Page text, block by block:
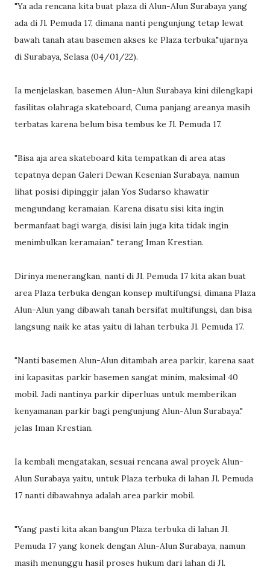
"Ya ada rencana kita buat plaza di Alun-Alun Surabaya yang
ada di Jl. Pemuda 17, dimana nanti pengunjung tetap lewat
bawah tanah atau basemen akses ke Plaza terbuka."ujarnya
di Surabaya, Selasa (04/01/22).
Ia menjelaskan, basemen Alun-Alun Surabaya kini dilengkapi
fasilitas olahraga skateboard, Cuma panjang areanya masih
terbatas karena belum bisa tembus ke Jl. Pemuda 17.
"Bisa aja area skateboard kita tempatkan di area atas
tepatnya depan Galeri Dewan Kesenian Surabaya, namun
lihat posisi dipinggir jalan Yos Sudarso khawatir
mengundang keramaian. Karena disatu sisi kita ingin
bermanfaat bagi warga, disisi lain juga kita tidak ingin
menimbulkan keramaian." terang Iman Krestian.
Dirinya menerangkan, nanti di Jl. Pemuda 17 kita akan buat
area Plaza terbuka dengan konsep multifungsi, dimana Plaza
Alun-Alun yang dibawah tanah bersifat multifungsi, dan bisa
langsung naik ke atas yaitu di lahan terbuka Jl. Pemuda 17.
"Nanti basemen Alun-Alun ditambah area parkir, karena saat
ini kapasitas parkir basemen sangat minim, maksimal 40
mobil. Jadi nantinya parkir diperluas untuk memberikan
kenyamanan parkir bagi pengunjung Alun-Alun Surabaya."
jelas Iman Krestian.
Ia kembali mengatakan, sesuai rencana awal proyek Alun-
Alun Surabaya yaitu, untuk Plaza terbuka di lahan Jl. Pemuda
17 nanti dibawahnya adalah area parkir mobil.
"Yang pasti kita akan bangun Plaza terbuka di lahan Jl.
Pemuda 17 yang konek dengan Alun-Alun Surabaya, namun
masih menunggu hasil proses hukum dari lahan di Jl.